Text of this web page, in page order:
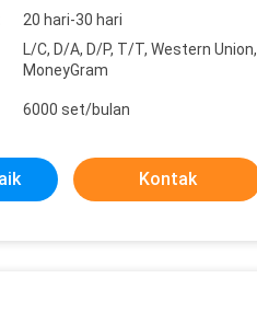
20 hari-30 hari
L/C, D/A, D/P, T/T, Western Union,
MoneyGram
6000 set/bulan
Kontak